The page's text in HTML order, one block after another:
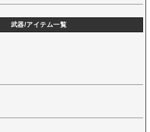
武器/アイテム一覧